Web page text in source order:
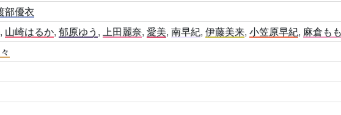
部優衣
, 山崎はるか,郁原ゆう,上田麗奈,愛美,南早紀,伊藤美来,小笠原早紀, 麻倉もも